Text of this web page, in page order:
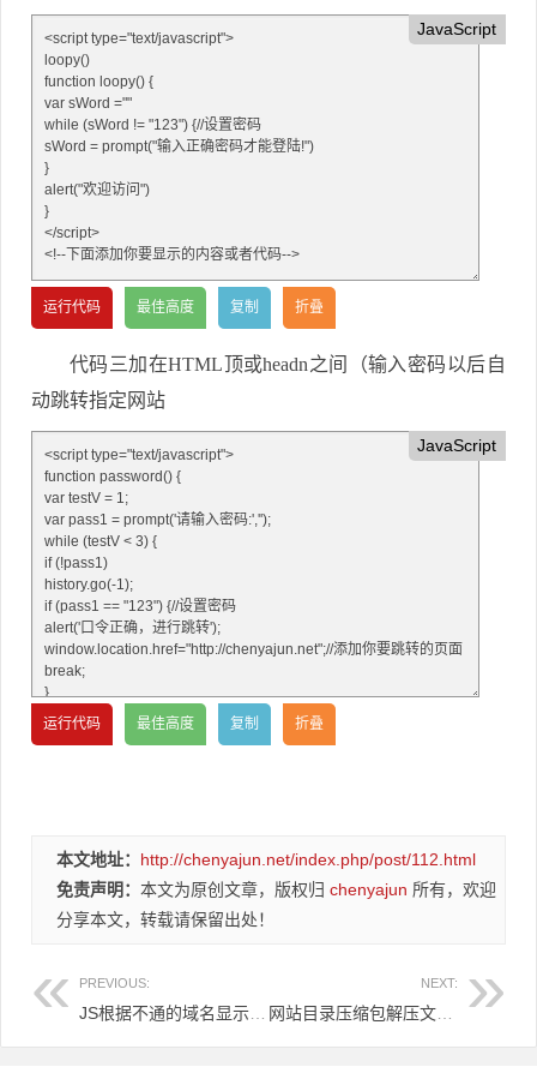
JavaScript
代码三加在HTML顶或headn之间（输入密码以后自
动跳转指定网站
JavaScript
本文地址： http://chenyajun.net/index.php/post/112.html
免责声明： 本文为原创文章，版权归 chenyajun 所有，欢迎
分享本文，转载请保留出处！
PREVIOUS: NEXT:
网站目录压缩包解压文件代码